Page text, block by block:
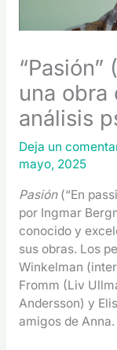
una
análisis
Deja un
mayo, 2025
Pasión (“En
por Ingmar
conocido y
sus obras. Los
Winkelman
Fromm (Liv
Andersson) y
amigos de Anna.